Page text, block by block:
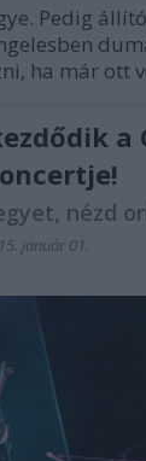
Pedig
ha már ott
a
nézd
január 01.